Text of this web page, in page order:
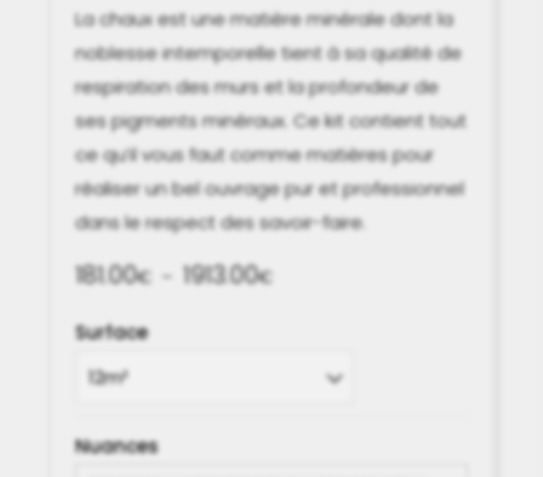
La chaux est une matière minérale dont la
noblesse intemporelle tient à sa qualité de
respiration des murs et la profondeur de
ses pigments minéraux. Ce kit contient tout
ce qu’il vous faut comme matières pour
réaliser un bel ouvrage pur et professionnel
dans le respect des savoir-faire.
181.00€ – 1913.00€
181.00€
Surface
Nuances